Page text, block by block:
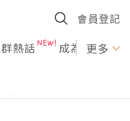
會員登記
熱話 成為U更多